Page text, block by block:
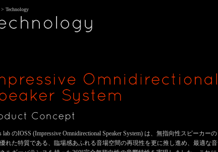
> Technology
lab のIOSS (Impressive Omnidirectional Speaker System) は、無指向性スピーカーの
れた特質である、臨場感あふれる音場空間の再現性を更に推し進め、最適な音